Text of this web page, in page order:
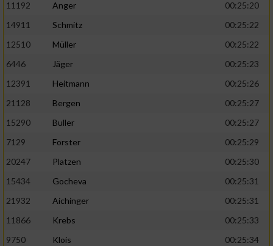
11192
Anger
00:25:20
14911
Schmitz
00:25:22
12510
Müller
00:25:22
6446
Jäger
00:25:23
12391
Heitmann
00:25:26
21128
Bergen
00:25:27
15290
Buller
00:25:27
7129
Forster
00:25:29
20247
Platzen
00:25:30
15434
Gocheva
00:25:31
21932
Aichinger
00:25:31
11866
Krebs
00:25:33
9750
Klois
00:25:34